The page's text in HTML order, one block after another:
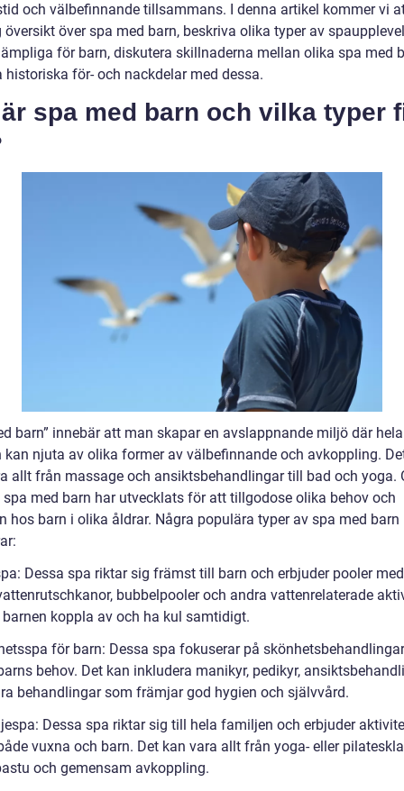
och välbefinnande tillsammans. I denna artikel kommer vi
översikt över spa med barn, beskriva olika typer av
för barn, diskutera skillnaderna mellan olika spa med
historiska för- och nackdelar med dessa.
spa med barn och vilka typer
barn” innebär att man skapar en avslappnande miljö där hela
njuta av olika former av välbefinnande och avkoppling.
allt från massage och ansiktsbehandlingar till bad och yoga.
spa med barn har utvecklats för att tillgodose olika behov och
hos barn i olika åldrar. Några populära typer av spa med barn
Dessa spa riktar sig främst till barn och erbjuder pooler
bubbelpooler och andra vattenrelaterade
koppla av och ha kul samtidigt.
för barn: Dessa spa fokuserar på
behov. Det kan inkludera manikyr, pedikyr,
behandlingar som främjar god hygien och självvård.
Dessa spa riktar sig till hela familjen och erbjuder
vuxna och barn. Det kan vara allt från yoga- eller
och gemensam avkoppling.